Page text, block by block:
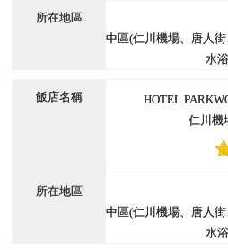
中區(仁川機場、唐人
水
HOTEL
仁川機
中區(仁川機場、唐人
水